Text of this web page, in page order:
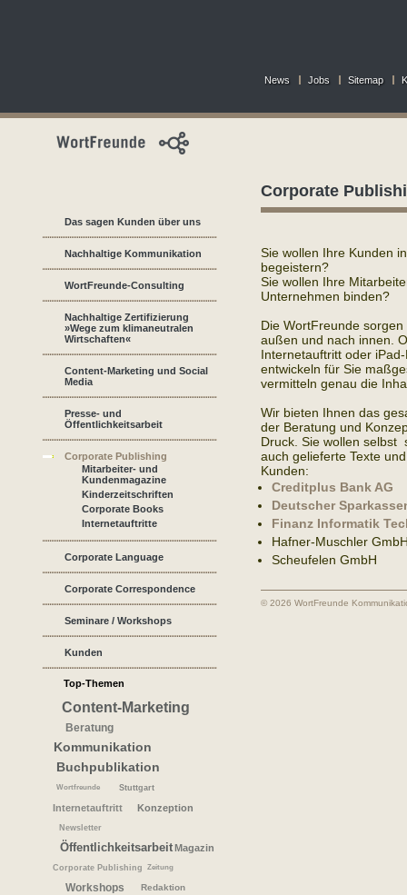
News Jobs Sitemap
Das sagen Kunden über uns
Nachhaltige Kommunikation
WortFreunde-Consulting
Nachhaltige Zertifizierung
»Wege zum klimaneutralen
Wirtschaften«
Content-Marketing und Social
Media
Presse- und
Öffentlichkeitsarbeit
Corporate Publishing
Mitarbeiter- und
Kundenmagazine
Kinderzeitschriften
Corporate Books
Internetauftritte
Corporate Language
Corporate Correspondence
Seminare / Workshops
Kunden
Top-Themen
Content-Marketing
Beratung
Kommunikation
Buchpublikation
Wortfreunde Stuttgart
Internetauftritt Konzeption
Newsletter
ÖffentlichkeitsarbeitMagazin
Corporate Publishing Zeitung
Workshops Redaktion
Corporate
Sie wollen Ihre Kunden
begeistern?
Sie wollen Ihre
Unternehmen binden?
Die WortFreunde
außen und nach innen.
Internetauftritt oder
entwickeln für Sie
vermitteln genau die
Wir bieten Ihnen das
der Beratung und
Druck. Sie wollen selbst
auch gelieferte Texte
Kunden:
Creditplus Bank AG
Deutscher
Finanz Informatik
Hafner-Muschler
Scheufelen GmbH
© 2026 WortFreunde